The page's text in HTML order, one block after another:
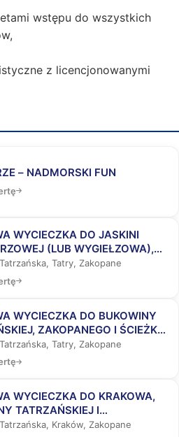
wstępu do wszystkich
z licencjonowanymi
– NADMORSKI FUN
WYCIECZKA DO JASKINI
(LUB WYGIEŁZOWA),
I
Tatry, Zakopane
WYCIECZKA DO BUKOWINY
ZAKOPANEGO I ŚCIEŻKĄ
DRZEW
Tatry, Zakopane
WYCIECZKA DO KRAKOWA,
TATRZAŃSKIEJ I
Kraków, Zakopane